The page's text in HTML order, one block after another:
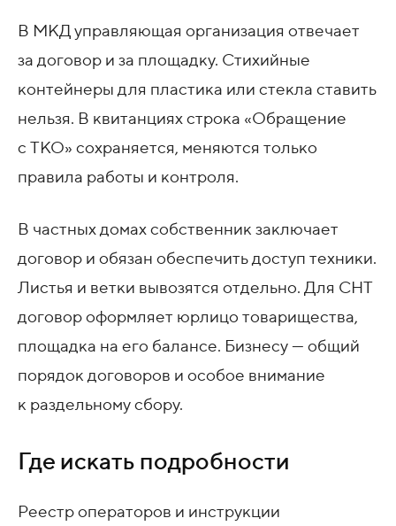
В МКД управляющая организация отвечает
за договор и за площадку. Стихийные
контейнеры для пластика или стекла ставить
нельзя. В квитанциях строка «Обращение
с ТКО» сохраняется, меняются только
правила работы и контроля.
В частных домах собственник заключает
договор и обязан обеспечить доступ техники.
Листья и ветки вывозятся отдельно. Для СНТ
договор оформляет юрлицо товарищества,
площадка на его балансе. Бизнесу — общий
порядок договоров и особое внимание
к раздельному сбору.
Где искать подробности
Реестр операторов и инструкции